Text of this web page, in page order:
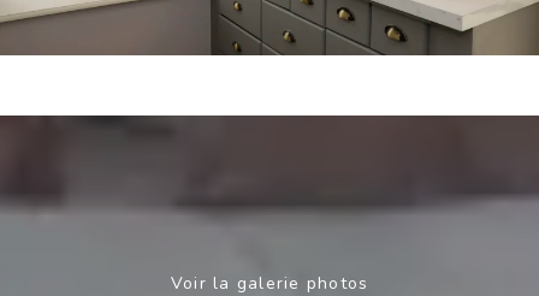
Voir la galerie photos